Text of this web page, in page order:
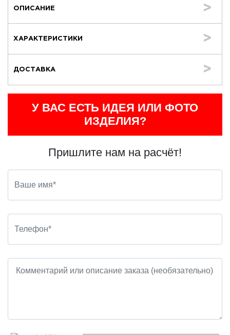
ОПИСАНИЕ
ХАРАКТЕРИСТИКИ
ДОСТАВКА
У ВАС ЕСТЬ ИДЕЯ ИЛИ ФОТО
ИЗДЕЛИЯ?
Пришлите нам на расчёт!